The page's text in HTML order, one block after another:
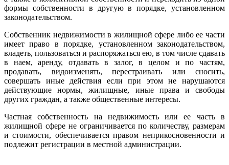
формы собственности в другую в порядке, установленном
законодательством.
Собственник недвижимости в жилищной сфере либо ее части
имеет право в порядке, установленном законодательством,
владеть, пользоваться и распоряжаться ею, в том числе сдавать
в наем, аренду, отдавать в залог, в целом и по частям,
продавать, видоизменять, перестраивать или сносить,
совершать иные действия если при этом не нарушаются
действующие нормы, жилищные, иные права и свободы
других граждан, а также общественные интересы.
Частная собственность на недвижимость или ее часть в
жилищной сфере не ограничивается по количеству, размерам
и стоимости, обеспечивается правом неприкосновенности и
подлежит регистрации в местной администрации.